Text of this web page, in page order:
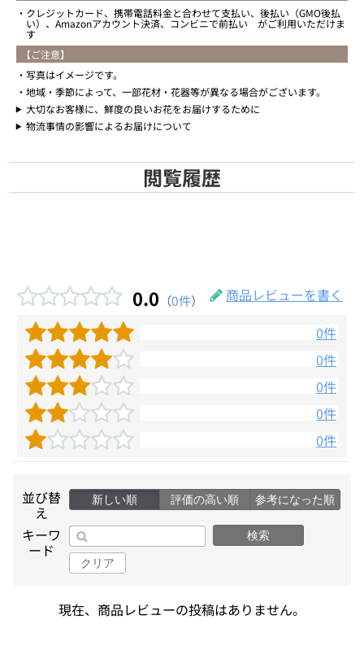
クレジットカード、携帯電話料金と合わせて支払い、後払い（GMO後払
い）、Amazonアカウント決済、コンビニで前払い がご利用いただけま
す
【ご注意】
写真はイメージです。
地域・季節によって、一部花材・花器等が異なる場合がございます。
大切なお客様に、鮮度の良いお花をお届けするために
物流事情の影響によるお届けについて
閲覧履歴
0.0 （0件）
商品レビューを書く
0件
0件
0件
0件
0件
並び替
え
新しい順 評価の高い順 参考になった順
キーワ
ード
検索
クリア
現在、商品レビューの投稿はありません。